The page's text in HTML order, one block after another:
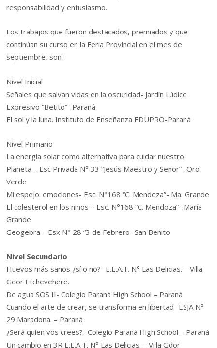
responsabilidad y entusiasmo.
Los trabajos que fueron destacados, premiados y que
continúan su curso en la Feria Provincial en el mes de
septiembre, son:
Nivel Inicial
Señales que salvan vidas en la oscuridad- Jardín Lúdico
Expresivo “Betito” -Paraná
El sol y la luna. Instituto de Enseñanza EDUPRO-Paraná
Nivel Primario
La energía solar como alternativa para cuidar nuestro
Planeta – Esc Privada N° 33 “Jesús Maestro y Señor” -Oro
Verde
Mi espejo: emociones- Esc. N°168 “C. Mendoza”- Ma. Grande
El colesterol en los niños – Esc. N°168 “C. Mendoza”- María
Grande
Geogebra – Esx N° 28 “3 de Febrero- San Benito
Nivel Secundario
Huevos más sanos ¿sí o no?- E.E.A.T. N° Las Delicias. – Villa
Gdor Etchevehere.
De agua SOS II- Colegio Paraná High School – Paraná
Cuando el arte de crear, se transforma en libertad- ESJA N°
29 Maradona. – Paraná
¿Será quien vos crees?- Colegio Paraná High School – Paraná
Un cambio en 3R E.E.A.T. N° Las Delicias. – Villa Gdor